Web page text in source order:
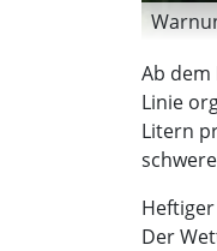
Ab
Linie
Litern
Der